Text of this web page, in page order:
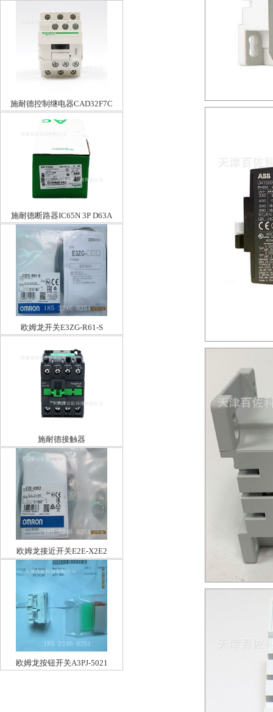
施耐德控制继电器CAD32F7C
施耐德断路器IC65N 3P D63A
欧姆龙开关E3ZG-R61-S
施耐德接触器
LC1E3210F5N32A110V
欧姆龙接近开关E2E-X2E2
欧姆龙按钮开关A3PJ-5021